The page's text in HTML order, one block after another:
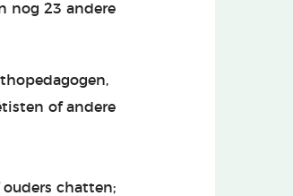
nog 23 andere
of andere
chatten;